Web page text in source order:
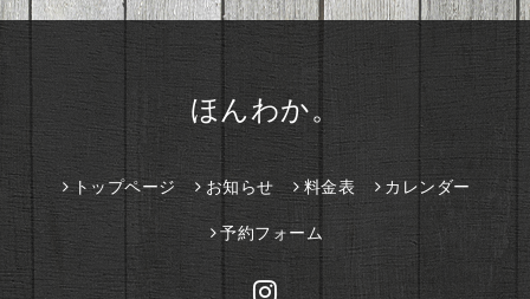
ほんわか。
トップページ お知らせ 料金表 カレンダー
予約フォーム